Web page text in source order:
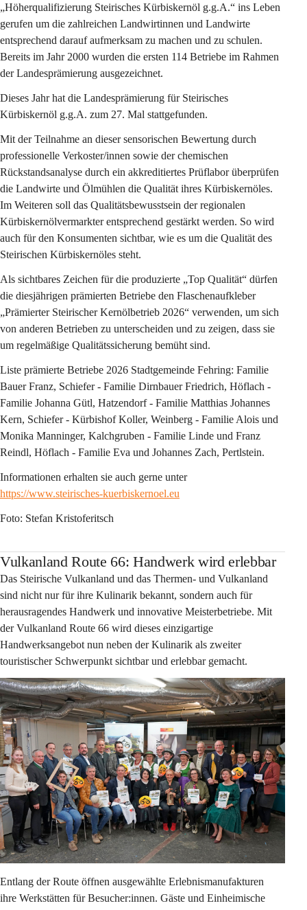
„Höherqualifizierung Steirisches Kürbiskernöl g.g.A.“ ins Leben
gerufen um die zahlreichen Landwirtinnen und Landwirte
entsprechend darauf aufmerksam zu machen und zu schulen.
Bereits im Jahr 2000 wurden die ersten 114 Betriebe im Rahmen
der Landesprämierung ausgezeichnet.
Dieses Jahr hat die Landesprämierung für Steirisches
Kürbiskernöl g.g.A. zum 27. Mal stattgefunden.
Mit der Teilnahme an dieser sensorischen Bewertung durch
professionelle Verkoster/innen sowie der chemischen
Rückstandsanalyse durch ein akkreditiertes Prüflabor überprüfen
die Landwirte und Ölmühlen die Qualität ihres Kürbiskernöles.
Im Weiteren soll das Qualitätsbewusstsein der regionalen
Kürbiskernölvermarkter entsprechend gestärkt werden. So wird
auch für den Konsumenten sichtbar, wie es um die Qualität des
Steirischen Kürbiskernöles steht.
Als sichtbares Zeichen für die produzierte „Top Qualität“ dürfen
die diesjährigen prämierten Betriebe den Flaschenaufkleber
„Prämierter Steirischer Kernölbetrieb 2026“ verwenden, um sich
von anderen Betrieben zu unterscheiden und zu zeigen, dass sie
um regelmäßige Qualitätssicherung bemüht sind.
Liste prämierte Betriebe 2026 Stadtgemeinde Fehring: Familie
Bauer Franz, Schiefer - Familie Dirnbauer Friedrich, Höflach -
Familie Johanna Gütl, Hatzendorf - Familie Matthias Johannes
Kern, Schiefer - Kürbishof Koller, Weinberg - Familie Alois und
Monika Manninger, Kalchgruben - Familie Linde und Franz
Reindl, Höflach - Familie Eva und Johannes Zach, Pertlstein.
Informationen erhalten sie auch gerne unter
https://www.steirisches-kuerbiskernoel.eu
Foto: Stefan Kristoferitsch
Vulkanland Route 66: Handwerk wird erlebbar
Das Steirische Vulkanland und das Thermen- und Vulkanland
sind nicht nur für ihre Kulinarik bekannt, sondern auch für
herausragendes Handwerk und innovative Meisterbetriebe. Mit
der Vulkanland Route 66 wird dieses einzigartige
Handwerksangebot nun neben der Kulinarik als zweiter
touristischer Schwerpunkt sichtbar und erlebbar gemacht.
Entlang der Route öffnen ausgewählte Erlebnismanufakturen
ihre Werkstätten für Besucher:innen. Gäste und Einheimische